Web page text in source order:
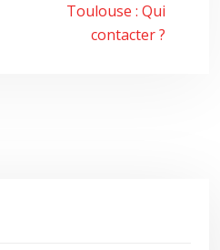
Toulouse : Qui
contacter ?